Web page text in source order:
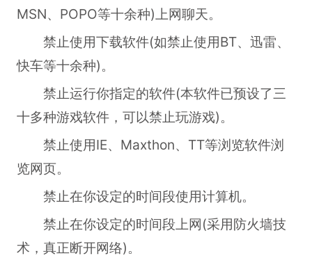
MSN、POPO等十余种)上网聊天。
禁止使用下载软件(如禁止使用BT、迅雷、
快车等十余种)。
禁止运行你指定的软件(本软件已预设了三
十多种游戏软件，可以禁止玩游戏)。
禁止使用IE、Maxthon、TT等浏览软件浏
览网页。
禁止在你设定的时间段使用计算机。
禁止在你设定的时间段上网(采用防火墙技
术，真正断开网络)。